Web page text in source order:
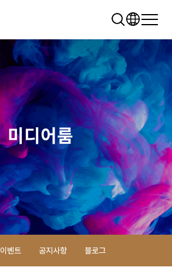
추천 검색어
WDMS SAP ERP
모빌리티 클라우드
미디어룸
이벤트 공지사항 블로그